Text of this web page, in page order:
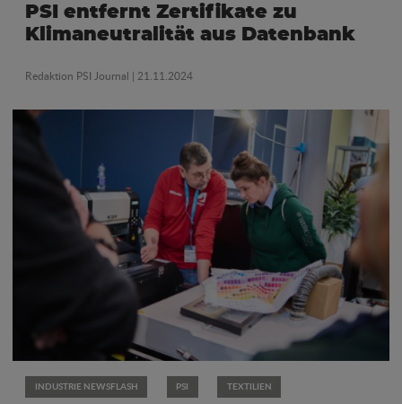
PSI entfernt Zertifikate zu
Klimaneutralität aus Datenbank
Redaktion PSI Journal | 21.11.2024
INDUSTRIE NEWSFLASH PSI TEXTILIEN